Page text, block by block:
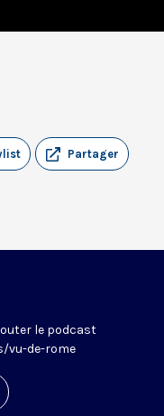
Partager
le podcast
vu-de-rome